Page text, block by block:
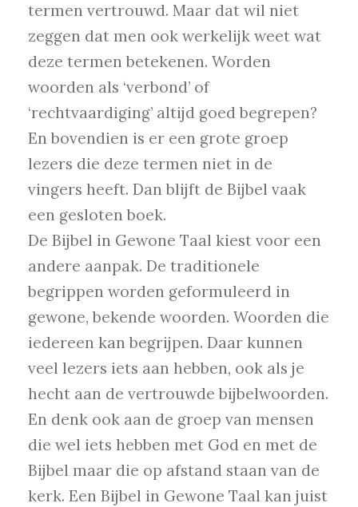
termen vertrouwd. Maar dat wil niet
zeggen dat men ook werkelijk weet wat
deze termen betekenen. Worden
woorden als ‘verbond’ of
‘rechtvaardiging’ altijd goed begrepen?
En bovendien is er een grote groep
lezers die deze termen niet in de
vingers heeft. Dan blijft de Bijbel vaak
een gesloten boek.
De Bijbel in Gewone Taal kiest voor een
andere aanpak. De traditionele
begrippen worden geformuleerd in
gewone, bekende woorden. Woorden die
iedereen kan begrijpen. Daar kunnen
veel lezers iets aan hebben, ook als je
hecht aan de vertrouwde bijbelwoorden.
En denk ook aan de groep van mensen
die wel iets hebben met God en met de
Bijbel maar die op afstand staan van de
kerk. Een Bijbel in Gewone Taal kan juist